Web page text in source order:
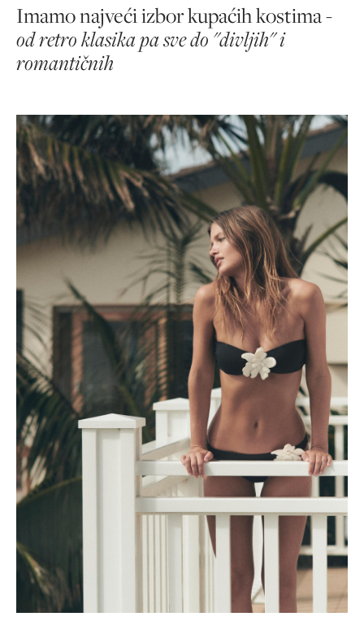
Imamo najveći izbor kupaćih kostima -
od retro klasika pa sve do "divljih" i
romantičnih